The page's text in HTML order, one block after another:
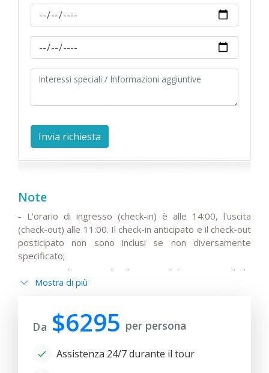
Note
- L'orario di ingresso (check-in) è alle 14:00, l'uscita
(check-out) alle 11:00. Il check-in anticipato e il check-out
posticipato non sono inclusi se non diversamente
specificato;
- Si prega di notare che il prezzo del tour non include
l'IVA stagionale del 15%, che potrebbe essere aggiunta
- Si prega di notare che gli autisti non parlano inglese o
hanno solo una conoscenza di base della lingua;
orari dei trasferimenti a seconda dell'orario di
Mostra di più
Da $6295 per persona
Assistenza 24/7 durante il tour